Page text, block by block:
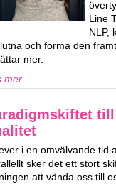
Line
NLP,
och forma den
mer.
mer ...
i en omvälvande tid
sker det ett stort
att vända oss till